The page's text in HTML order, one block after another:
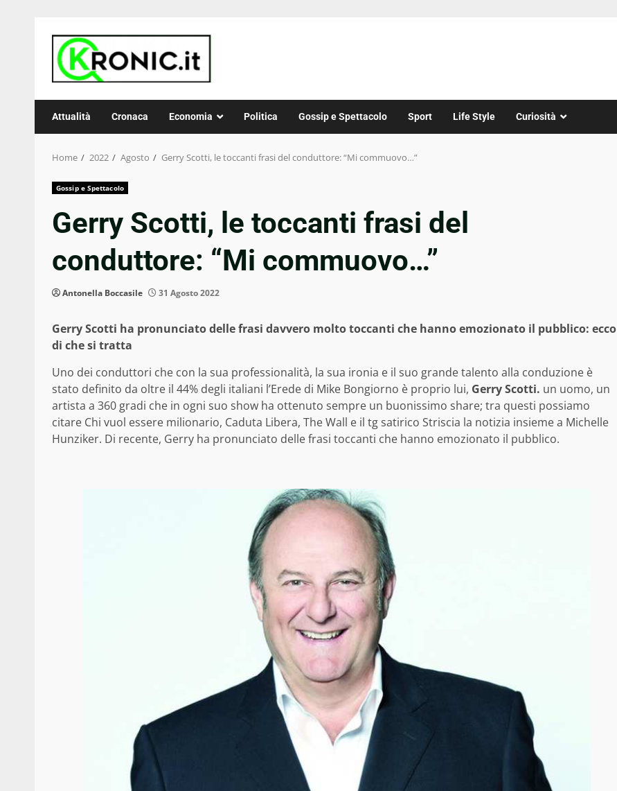
content
Attualità Cronaca Economia Politica Gossip e Spettacolo Sport Life Style Curiosità
Home 2022 Agosto Gerry Scotti, le toccanti frasi del conduttore: “Mi commuovo…”
Gossip e Spettacolo
Gerry Scotti, le toccanti frasi del
conduttore: “Mi commuovo…”
Antonella Boccasile 31 Agosto 2022
Gerry Scotti ha pronunciato delle frasi davvero molto toccanti che hanno emozionato il pubblico: ecco
di che si tratta
Uno dei conduttori che con la sua professionalità, la sua ironia e il suo grande talento alla conduzione è
stato definito da oltre il 44% degli italiani l’Erede di Mike Bongiorno è proprio lui, Gerry Scotti. un uomo, un
artista a 360 gradi che in ogni suo show ha ottenuto sempre un buonissimo share; tra questi possiamo
citare Chi vuol essere milionario, Caduta Libera, The Wall e il tg satirico Striscia la notizia insieme a Michelle
Hunziker. Di recente, Gerry ha pronunciato delle frasi toccanti che hanno emozionato il pubblico.